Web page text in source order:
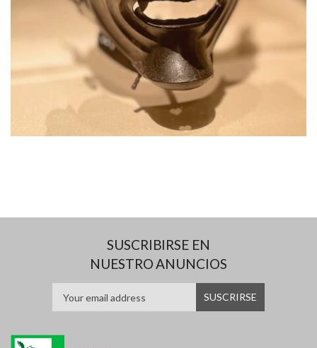
SUSCRIBIRSE EN
NUESTRO ANUNCIOS